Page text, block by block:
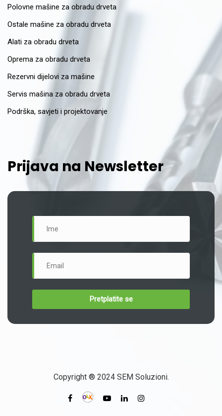
Polovne mašine za obradu drveta
Ostale mašine za obradu drveta
Alati za obradu drveta
Oprema za obradu drveta
Rezervni dijelovi za mašine
Servis mašina za obradu drveta
Podrška, savjeti i projektovanje
Prijava na Newsletter
Copyright ® 2024 SEM Soluzioni.